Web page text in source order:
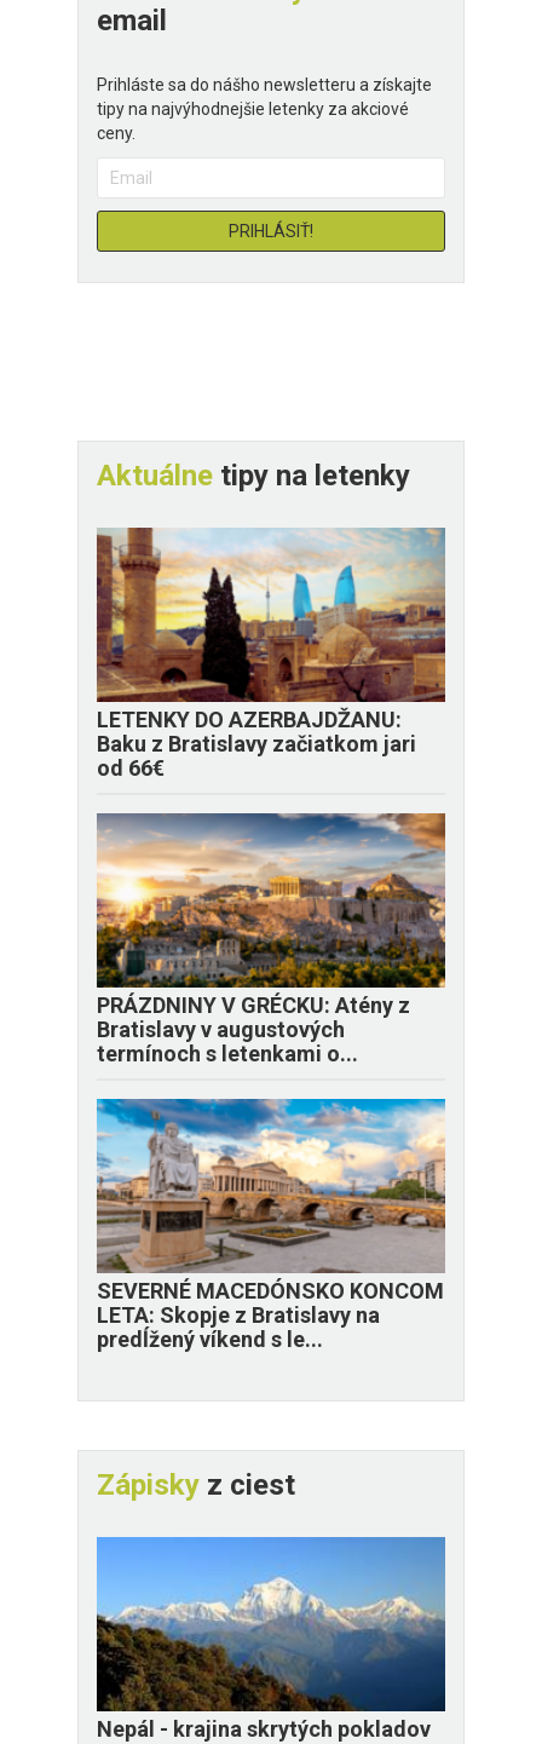
email
Prihláste sa do nášho newsletteru a získajte
tipy na najvýhodnejšie letenky za akciové
ceny.
Aktuálne tipy na letenky
LETENKY DO AZERBAJDŽANU:
Baku z Bratislavy začiatkom jari
od 66€
PRÁZDNINY V GRÉCKU: Atény z
Bratislavy v augustových
termínoch s letenkami o...
SEVERNÉ MACEDÓNSKO KONCOM
LETA: Skopje z Bratislavy na
predĺžený víkend s le...
Zápisky z ciest
Nepál - krajina skrytých pokladov